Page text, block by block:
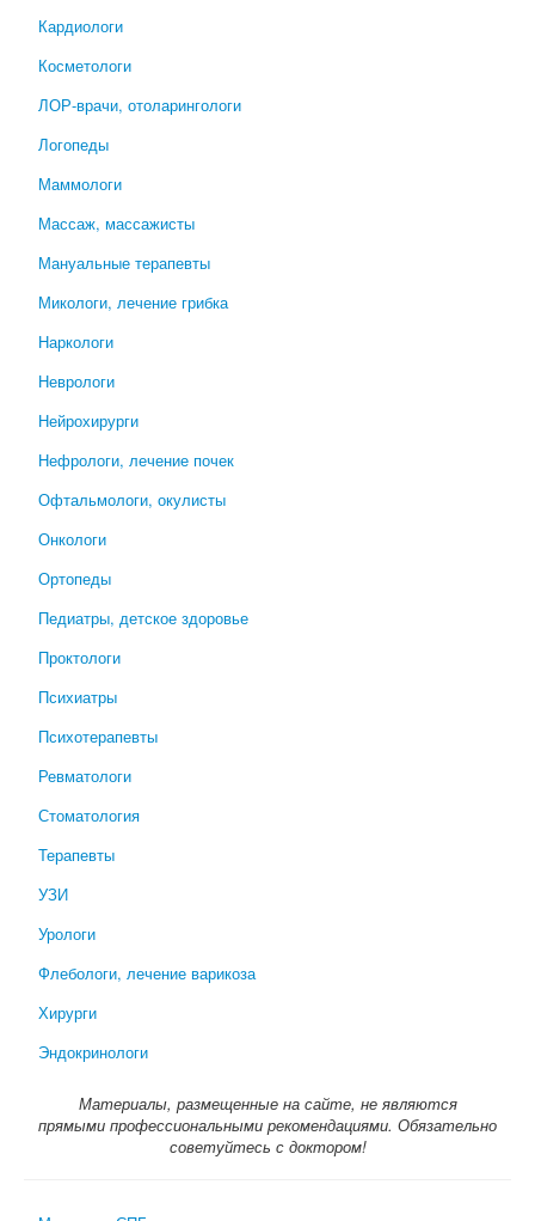
Кардиологи
Косметологи
ЛОР-врачи, отоларингологи
Логопеды
Маммологи
Массаж, массажисты
Мануальные терапевты
Микологи, лечение грибка
Наркологи
Неврологи
Нейрохирурги
Нефрологи, лечение почек
Офтальмологи, окулисты
Онкологи
Ортопеды
Педиатры, детское здоровье
Проктологи
Психиатры
Психотерапевты
Ревматологи
Стоматология
Терапевты
УЗИ
Урологи
Флебологи, лечение варикоза
Хирурги
Эндокринологи
Материалы, размещенные на сайте, не являются
прямыми профессиональными рекомендациями. Обязательно
советуйтесь с доктором!